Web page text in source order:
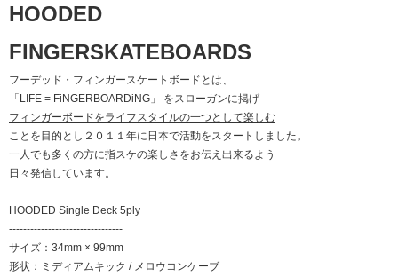
HOODED
FINGERSKATEBOARDS
フーデッド・フィンガースケートボードとは、
「LIFE = FiNGERBOARDiNG」 をスローガンに掲げ
フィンガーボードをライフスタイルの一つとして楽しむ
ことを目的とし２０１１年に日本で活動をスタートしました。
一人でも多くの方に指スケの楽しさをお伝え出来るよう
日々発信しています。
HOODED Single Deck 5ply
--------------------------------
サイズ：34mm × 99mm
形状：ミディアムキック / メロウコンケーブ